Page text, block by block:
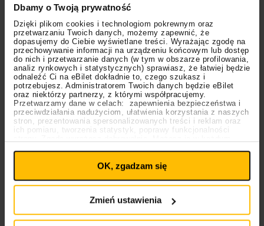
Dbamy o Twoją prywatność
Dzięki plikom cookies i technologiom pokrewnym oraz
przetwarzaniu Twoich danych, możemy zapewnić, że
dopasujemy do Ciebie wyświetlane treści. Wyrażając zgodę na
przechowywanie informacji na urządzeniu końcowym lub dostęp
do nich i przetwarzanie danych (w tym w obszarze profilowania,
analiz rynkowych i statystycznych) sprawiasz, że łatwiej będzie
odnaleźć Ci na eBilet dokładnie to, czego szukasz i
potrzebujesz. Administratorem Twoich danych będzie eBilet
oraz niektórzy partnerzy, z którymi współpracujemy.
Przetwarzamy dane w celach: zapewnienia bezpieczeństwa i
przeciwdziałania nadużyciom, ułatwienia korzystania z naszych
stron, prezentowania spersonalizowanych treści i reklam oraz
ich pomiaru, tworzenia statystyk, poprawy funkcjonalności
plików cookies
wpływa na legalność uprzedniego przetwarzania.
Polityka plików cookies
OK, zgadzam się
Zmień ustawienia
Muzyka elektroniczna
Ponad czasem i modami. Dlaczego “Push the
Button” The Chemical Brothers wciąż brzmi
tak świeżo?